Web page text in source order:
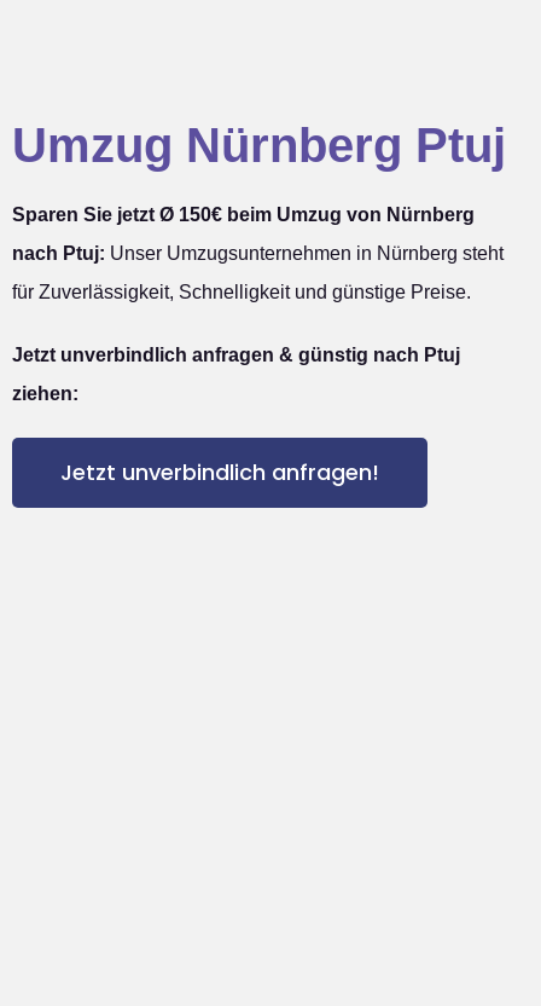
Umzug Nürnberg Ptuj
Sparen Sie jetzt Ø 150€ beim Umzug von Nürnberg
nach Ptuj: Unser Umzugsunternehmen in Nürnberg steht
für Zuverlässigkeit, Schnelligkeit und günstige Preise.
Jetzt unverbindlich anfragen & günstig nach Ptuj
ziehen:
Jetzt unverbindlich anfragen!